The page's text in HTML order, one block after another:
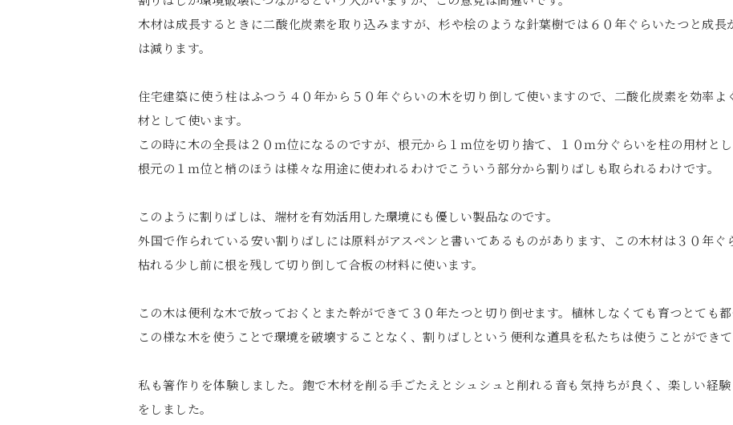
木材は成長するときに二酸化炭素を取り込みますが、杉や桧のような針葉樹では６０年ぐらいたつと成
は減ります。
住宅建築に使う柱はふつう４０年から５０年ぐらいの木を切り倒して使いますので、二酸化炭素を効率
材として使います。
この時に木の全長は２０ｍ位になるのですが、根元から１ｍ位を切り捨て、１０ｍ分ぐらいを柱の用材とし
根元の１ｍ位と梢のほうは様々な用途に使われるわけでこういう部分から割りばしも取られるわけです。
このように割りばしは、端材を有効活用した環境にも優しい製品なのです。
外国で作られている安い割りばしには原料がアスペンと書いてあるものがあります、この木材は３０年ぐ
枯れる少し前に根を残して切り倒して合板の材料に使います。
この木は便利な木で放っておくとまた幹ができて３０年たつと切り倒せます。植林しなくても育つとても都
この様な木を使うことで環境を破壊することなく、割りばしという便利な道具を私たちは使うことができて
私も箸作りを体験しました。鉋で木材を削る手ごたえとシュシュと削れる音も気持ちが良く、楽しい経験
をしました。